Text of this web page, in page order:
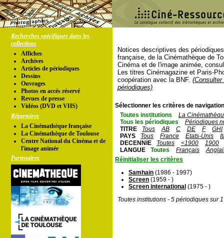
Recherches spécifiques dans les
collections
Affiches
Archives
Articles de périodiques
Dessins
Ouvrages
Photos en accés réservé
Revues de presse
Vidéos (DVD et VHS)
Répertoires
La Cinémathèque française
La Cinémathèque de Toulouse
Centre National du Cinéma et de
l'image animée
Partenaires
Notices descriptives des
française, de la Cinémathèque de
Cinéma et de l'image animée,
Les titres Cinémagazine et Paris-
coopération avec la BNF.
périodiques)
Sélectionner les critères de
Toutes institutions
La
Tous les périodiques
Périodiques
TITRE
Tous AB C DE F
GHI
PAYS
Tous France Etats-Unis
DECENNIE
Toutes <1900
1900
LANGUE
Toutes Français
Réinitialiser les critères
Samhain (1986 - 1997)
Screen (1959 - )
Screen international (1975 - )
Toutes institutions - 5 périodiques sur